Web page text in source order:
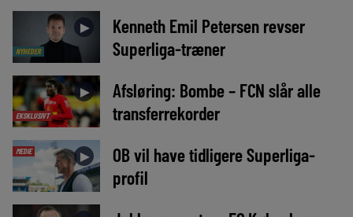
NYHEDER
►
Kenneth Emil Petersen revser
Superliga-træner
EKSKLUSIVT
►
Afsløring: Bombe – FCN slår alle
transferrekorder
MEDIE ►
OB vil have tidligere Superliga-
profil